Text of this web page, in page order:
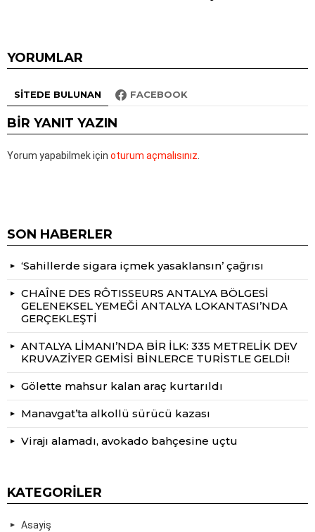
YORUMLAR
SITEDE BULUNAN FACEBOOK
BIR YANIT YAZIN
Yorum yapabilmek için oturum açmalısınız
SON HABERLER
‘Sahillerde sigara içmek yasaklansın’ çağrısı
CHAÎNE DES RÔTISSEURS ANTALYA BÖLGESİ
GELENEKSEL YEMEĞİ ANTALYA LOKANTASI’NDA
GERÇEKLEŞTİ
ANTALYA LİMANI’NDA BİR İLK: 335 METRELİK DEV
KRUVAZİYER GEMİSİ BİNLERCE TURİSTLE GELDİ!
Gölette mahsur kalan araç kurtarıldı
Manavgat’ta alkollü sürücü kazası
Virajı alamadı, avokado bahçesine uçtu
KATEGORILER
Asayiş